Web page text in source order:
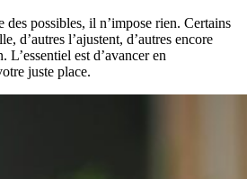
possibles, il n’impose rien. Certains
d’autres l’ajustent, d’autres encore
L’essentiel est d’avancer en
juste place.